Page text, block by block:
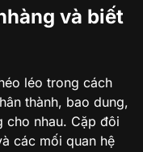
và biết
léo trong cách
thành, bao dung,
cho nhau. Cặp đôi
các mối quan hệ